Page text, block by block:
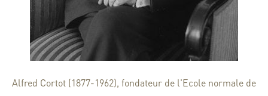
Alfred Cortot (1877-1962), fondateur de l'Ecole normale de